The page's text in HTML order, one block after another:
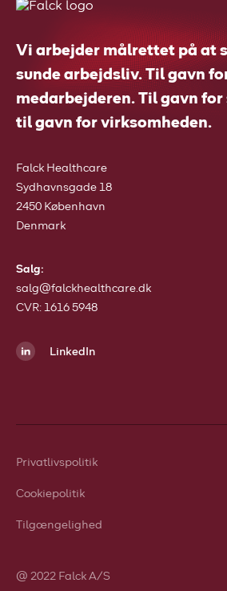
Vi arbejder målrettet på at
sunde arbejdsliv. Til gavn
medarbejderen. Til gavn for
til gavn for virksomheden.
Falck Healthcare
Sydhavnsgade 18
2450 København
Denmark
Salg:
salg@falckhealthcare.dk
CVR: 1616 5948
LinkedIn
Privatlivspolitik
Cookiepolitik
Tilgængelighed
@ 2022 Falck A/S